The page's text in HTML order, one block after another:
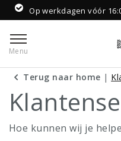
werkdagen vóór 16:00
Menu
Terug naar home |
Hoe kunnen wij je